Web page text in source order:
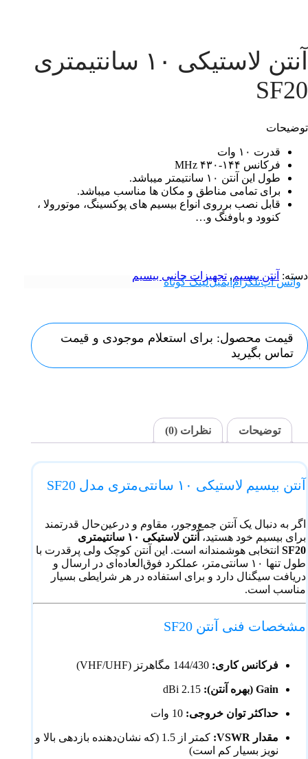
آنتن لاستیکی ۱۰ سانتیمتری
SF20
توضیحات
قدرت ۱۰ وات
فرکانس ۱۴۴-۴۳۰ MHz
طول این آنتن ۱۰ سانتیمتر میباشد.
برای تمامی مناطق و مکان ها مناسب میباشد.
قابل نصب برروی انواع بیسیم های پوکسینگ، موتورولا ،
کنوود و باوفنگ و…
دسته: آنتن بیسیم, تجهیزات جانبی بیسیم
واتس اپتلگرامایمیللینک کوتاه
قیمت محصول: برای استعلام موجودی و قیمت
تماس بگیرید
توضیحات نظرات (0)
آنتن بیسیم لاستیکی ۱۰ سانتی‌متری مدل SF20
اگر به دنبال یک آنتن جمع‌وجور، مقاوم و درعین‌حال قدرتمند
برای بیسیم خود هستید،
آنتن لاستیکی ۱۰ سانتیمتری
SF20 انتخابی هوشمندانه است. این آنتن کوچک ولی پرقدرت با
طول تنها ۱۰ سانتی‌متر، عملکرد فوق‌العاده‌ای در ارسال و
دریافت سیگنال دارد و برای استفاده در هر شرایطی بسیار
مناسب است.
مشخصات فنی آنتن SF20
فرکانس کاری:
Gain (بهره آنتن):
حداکثر توان خروجی:
مقدار VSWR:
کمتر از 1.5 (که نشان‌دهنده بازدهی بالا و
نویز بسیار کم است)